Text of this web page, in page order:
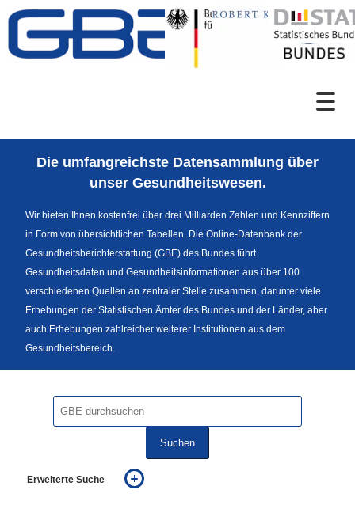
Zum Inhalt
Sprachumschaltung
Die umfangreichste Datensammlung über
unser Gesundheitswesen.
Wir bieten Ihnen kostenfrei über drei Milliarden Zahlen und Kennziffern
in Form von übersichtlichen Tabellen. Die Online-Datenbank der
Gesundheitsberichterstattung (GBE) des Bundes führt
Gesundheitsdaten und Gesundheitsinformationen aus über 100
verschiedenen Quellen an zentraler Stelle zusammen, darunter viele
Erhebungen der Statistischen Ämter des Bundes und der Länder, aber
auch Erhebungen zahlreicher weiterer Institutionen aus dem
Gesundheitsbereich.
Suchen
Erweiterte Suche